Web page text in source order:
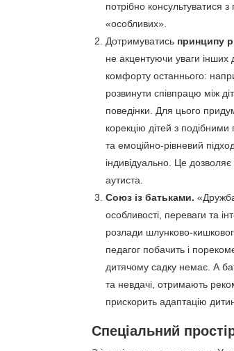
потрібно консультуватися
«особливих».
Дотримуватись принципу
не акцентуючи уваги
комфорту останнього:
розвинути співпрацю між
поведінки. Для цього
корекцію дітей з
та емоційно-рівневий
індивідуально. Це
аутиста.
Союз із батьками.
особливості, переваги та
розлади шлунково-
педагог побачить і
дитячому садку немає. А
та невдачі, отримають
прискорить адаптацію
Спеціальний